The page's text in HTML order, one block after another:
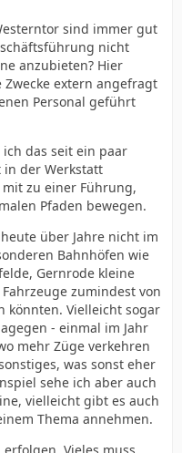
sind immer gut
nicht
anzubieten? Hier
extern angefragt
Personal geführt
das seit ein paar
in der Werkstatt
zu einer Führung,
Pfaden bewegen.
über Jahre nicht im
Bahnhöfen wie
Gernrode kleine
zumindest von
könnten. Vielleicht sogar
- einmal im Jahr
mehr Züge verkehren
was sonst eher
sehe ich aber auch
vielleicht gibt es auch
Thema annehmen.